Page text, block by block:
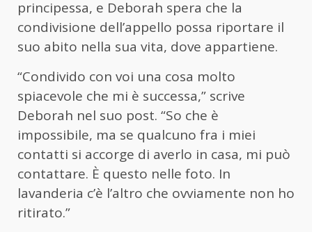
principessa, e Deborah spera che la
condivisione dell’appello possa riportare il
suo abito nella sua vita, dove appartiene.
“Condivido con voi una cosa molto
spiacevole che mi è successa,” scrive
Deborah nel suo post. “So che è
impossibile, ma se qualcuno fra i miei
contatti si accorge di averlo in casa, mi può
contattare. È questo nelle foto. In
lavanderia c’è l’altro che ovviamente non ho
ritirato.”